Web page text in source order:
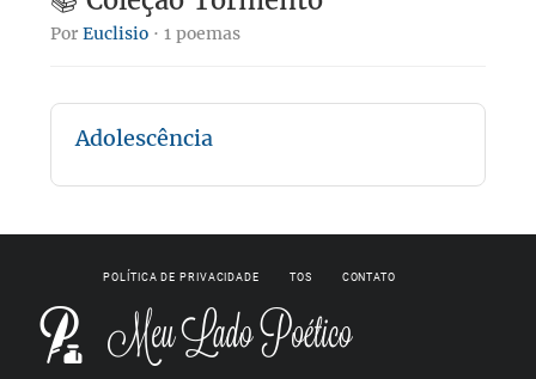
PorEuclisio · 1 poemas
Adolescência
POLÍTICA DE PRIVACIDADE TOS CONTATO